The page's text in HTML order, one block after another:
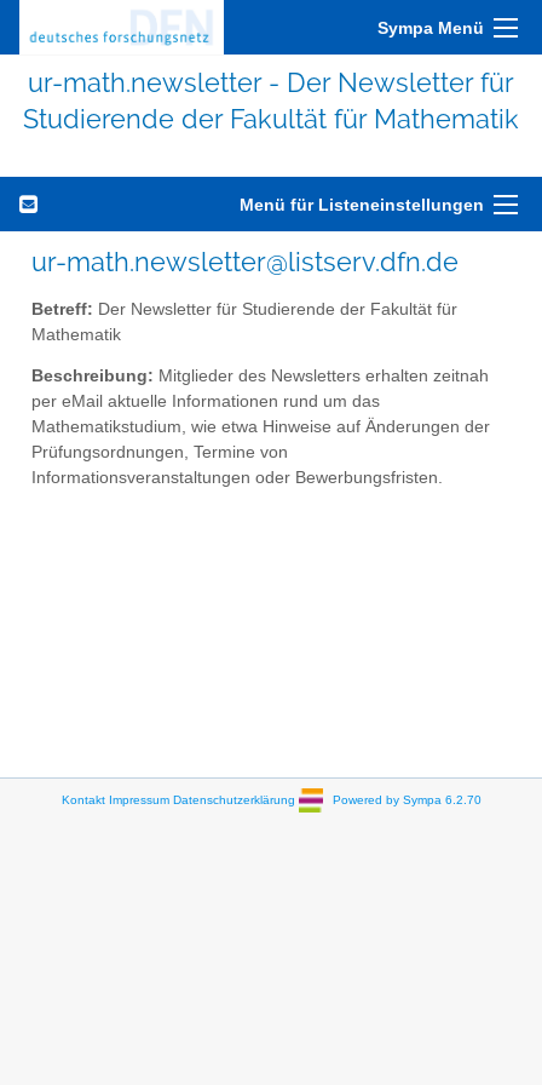
Sympa Menü
ur-math.newsletter - Der Newsletter für
Studierende der Fakultät für Mathematik
Menü für Listeneinstellungen
ur-math.newsletter@listserv.dfn.de
Betreff: Der Newsletter für Studierende der Fakultät für
Mathematik
Beschreibung: Mitglieder des Newsletters erhalten zeitnah
per eMail aktuelle Informationen rund um das
Mathematikstudium, wie etwa Hinweise auf Änderungen der
Prüfungsordnungen, Termine von
Informationsveranstaltungen oder Bewerbungsfristen.
Kontakt Impressum Datenschutzerklärung Powered by Sympa 6.2.70